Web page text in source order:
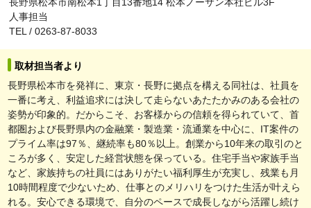
人事担当
TEL / 0263-87-8033
取材担当者より
長野県松本市を発祥に、東京・長野に拠点を構える同社は、社員を
一番に考え、利益追求には決して走らないあたたかみのある会社の
姿勢が印象的。だからこそ、お客様からの信頼を得られていて、首
都圏および長野県内の金融業・製造業・流通業を中心に、IT案件の
プライム率は97％、継続率も80％以上。創業から10年来の取引のと
ころが多く、安定した経営状態を保っている。住宅手当や家族手当
など、家族持ちの社員にはありがたい福利厚生が充実し、残業も月
10時間程度で少ないため、仕事とのメリハリをつけた生活が叶えら
れる。安心できる環境で、自分のペースで成長しながら活躍し続け